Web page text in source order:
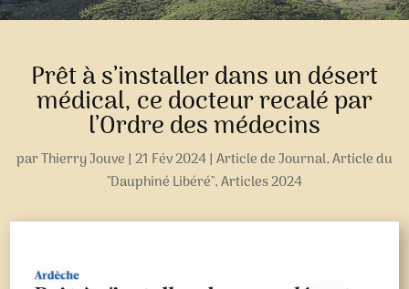
Prêt à s’installer dans un désert
médical, ce docteur recalé par
l’Ordre des médecins
parThierry Jouve | 21 Fév 2024| Article de Journal,Article du
"Dauphiné Libéré",Articles 2024